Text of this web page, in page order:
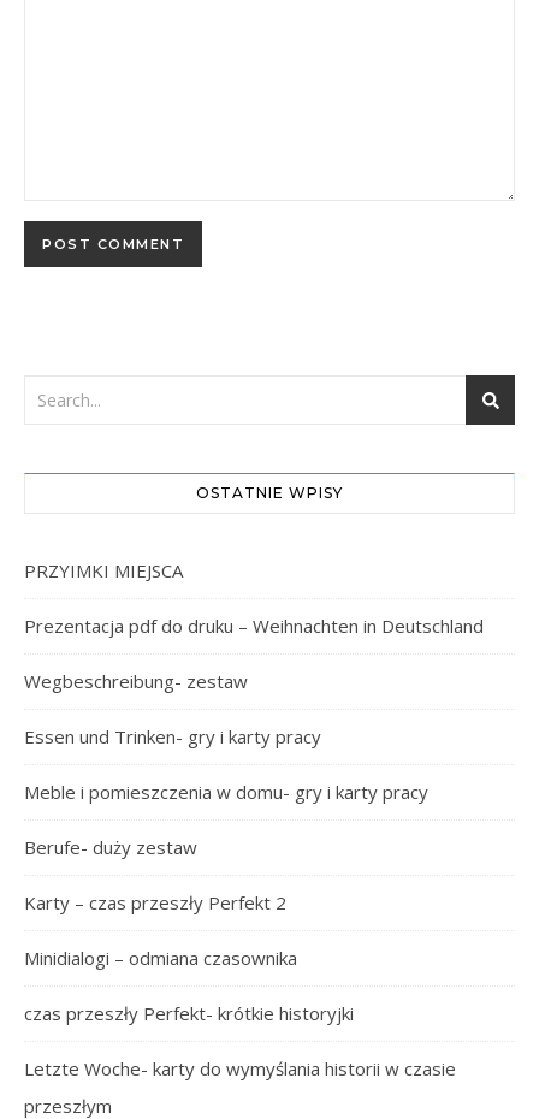
OSTATNIE WPISY
PRZYIMKI MIEJSCA
Prezentacja pdf do druku – Weihnachten in Deutschland
Wegbeschreibung- zestaw
Essen und Trinken- gry i karty pracy
Meble i pomieszczenia w domu- gry i karty pracy
Berufe- duży zestaw
Karty – czas przeszły Perfekt 2
Minidialogi – odmiana czasownika
czas przeszły Perfekt- krótkie historyjki
Letzte Woche- karty do wymyślania historii w czasie
przeszłym